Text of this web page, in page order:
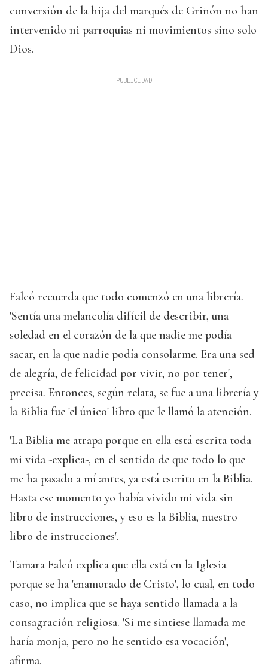
conversión de la hija del marqués de Griñón no han
intervenido ni parroquias ni movimientos sino solo
Dios.
Falcó recuerda que todo comenzó en una librería.
'Sentía una melancolía difícil de describir, una
soledad en el corazón de la que nadie me podía
sacar, en la que nadie podía consolarme. Era una sed
de alegría, de felicidad por vivir, no por tener',
precisa. Entonces, según relata, se fue a una librería y
la Biblia fue 'el único' libro que le llamó la atención.
'La Biblia me atrapa porque en ella está escrita toda
mi vida -explica-, en el sentido de que todo lo que
me ha pasado a mí antes, ya está escrito en la Biblia.
Hasta ese momento yo había vivido mi vida sin
libro de instrucciones, y eso es la Biblia, nuestro
libro de instrucciones'.
Tamara Falcó explica que ella está en la Iglesia
porque se ha 'enamorado de Cristo', lo cual, en todo
caso, no implica que se haya sentido llamada a la
consagración religiosa. 'Si me sintiese llamada me
haría monja, pero no he sentido esa vocación',
afirma.